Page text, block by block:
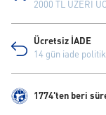
2000 TL ÜZERİ
Ücretsiz İADE
14 gün iade
1774'ten beri